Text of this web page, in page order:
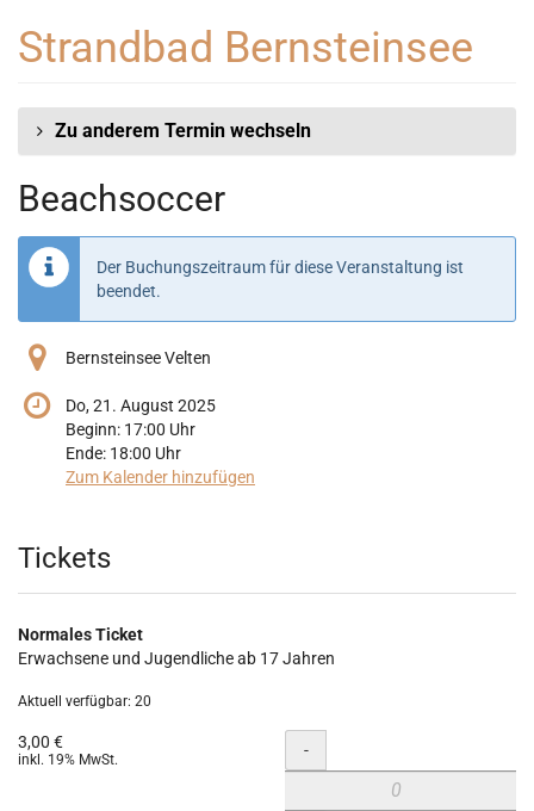
Haupt-
Strandbad Bernsteinsee
Zu anderem Termin wechseln
Beachsoccer
Der Buchungszeitraum für diese Veranstaltung ist
beendet.
Bernsteinsee Velten
Do, 21. August 2025
Beginn: 17:00 Uhr
Ende: 18:00 Uhr
Zum Kalender hinzufügen
Produkte
Tickets
Normales Ticket
Erwachsene und Jugendliche ab 17 Jahren
Aktuell verfügbar: 20
3,00 €
inkl. 19% MwSt. Menge
-